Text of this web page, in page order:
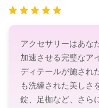
アクセサリーはあな
加速させる完璧なア
ディテールが施され
も洗練された美しさ
錠、足枷など、さら